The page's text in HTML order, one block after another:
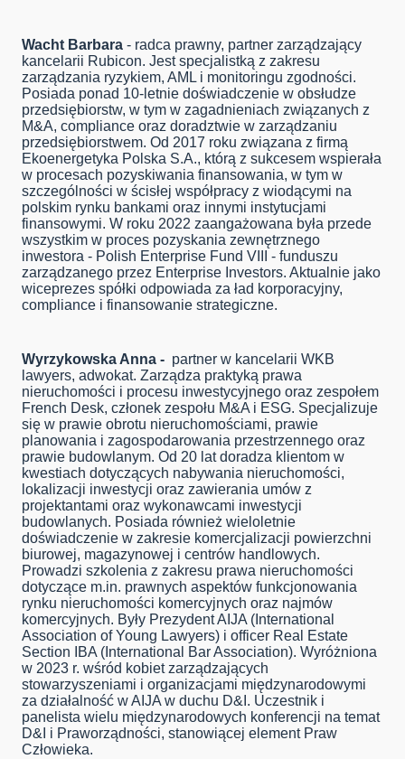
Wacht Barbara - radca prawny, partner zarządzający
kancelarii Rubicon. Jest specjalistką z zakresu
zarządzania ryzykiem, AML i monitoringu zgodności.
Posiada ponad 10-letnie doświadczenie w obsłudze
przedsiębiorstw, w tym w zagadnieniach związanych z
M&A, compliance oraz doradztwie w zarządzaniu
przedsiębiorstwem. Od 2017 roku związana z firmą
Ekoenergetyka Polska S.A., którą z sukcesem wspierała
w procesach pozyskiwania finansowania, w tym w
szczególności w ścisłej współpracy z wiodącymi na
polskim rynku bankami oraz innymi instytucjami
finansowymi. W roku 2022 zaangażowana była przede
wszystkim w proces pozyskania zewnętrznego
inwestora - Polish Enterprise Fund VIII - funduszu
zarządzanego przez Enterprise Investors. Aktualnie jako
wiceprezes spółki odpowiada za ład korporacyjny,
compliance i finansowanie strategiczne.
Wyrzykowska Anna - partner w kancelarii WKB
lawyers, adwokat. Zarządza praktyką prawa
nieruchomości i procesu inwestycyjnego oraz zespołem
French Desk, członek zespołu M&A i ESG. Specjalizuje
się w prawie obrotu nieruchomościami, prawie
planowania i zagospodarowania przestrzennego oraz
prawie budowlanym. Od 20 lat doradza klientom w
kwestiach dotyczących nabywania nieruchomości,
lokalizacji inwestycji oraz zawierania umów z
projektantami oraz wykonawcami inwestycji
budowlanych. Posiada również wieloletnie
doświadczenie w zakresie komercjalizacji powierzchni
biurowej, magazynowej i centrów handlowych.
Prowadzi szkolenia z zakresu prawa nieruchomości
dotyczące m.in. prawnych aspektów funkcjonowania
rynku nieruchomości komercyjnych oraz najmów
komercyjnych. Były Prezydent AIJA (International
Association of Young Lawyers) i officer Real Estate
Section IBA (International Bar Association). Wyróżniona
w 2023 r. wśród kobiet zarządzających
stowarzyszeniami i organizacjami międzynarodowymi
za działalność w AIJA w duchu D&I. Uczestnik i
panelista wielu międzynarodowych konferencji na temat
D&I i Praworządności, stanowiącej element Praw
Człowieka.